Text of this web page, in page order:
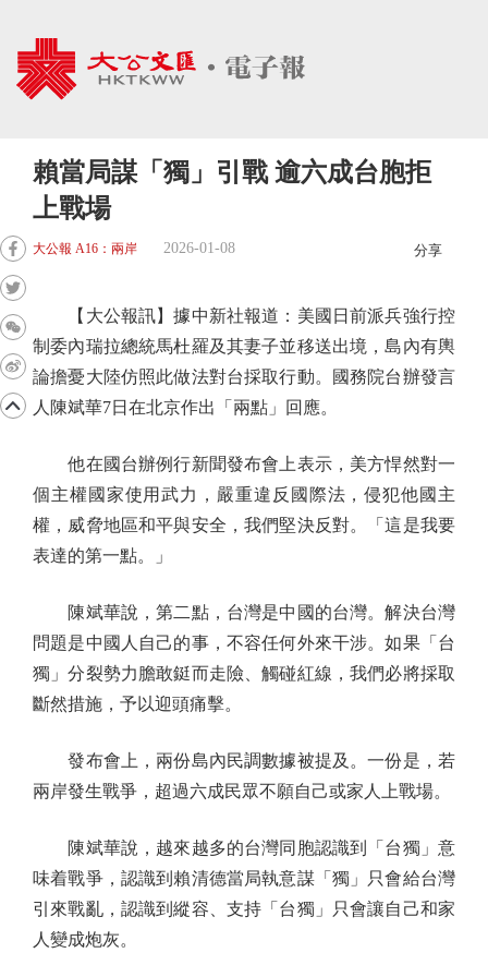
賴當局謀「獨」引戰 逾六成台胞拒
上戰場
大公報 A16：兩岸 2026-01-08 分享
【大公報訊】據中新社報道：美國日前派兵強行控
制委內瑞拉總統馬杜羅及其妻子並移送出境，島內有輿
論擔憂大陸仿照此做法對台採取行動。國務院台辦發言
人陳斌華7日在北京作出「兩點」回應。
他在國台辦例行新聞發布會上表示，美方悍然對一
個主權國家使用武力，嚴重違反國際法，侵犯他國主
權，威脅地區和平與安全，我們堅決反對。「這是我要
表達的第一點。」
陳斌華說，第二點，台灣是中國的台灣。解決台灣
問題是中國人自己的事，不容任何外來干涉。如果「台
獨」分裂勢力膽敢鋌而走險、觸碰紅線，我們必將採取
斷然措施，予以迎頭痛擊。
發布會上，兩份島內民調數據被提及。一份是，若
兩岸發生戰爭，超過六成民眾不願自己或家人上戰場。
陳斌華說，越來越多的台灣同胞認識到「台獨」意
味着戰爭，認識到賴清德當局執意謀「獨」只會給台灣
引來戰亂，認識到縱容、支持「台獨」只會讓自己和家
人變成炮灰。